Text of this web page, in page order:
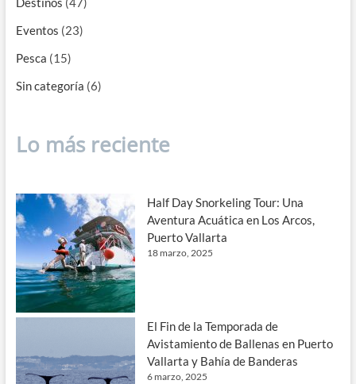
Eventos (23)
Pesca (15)
Sin categoría (6)
Lo más reciente
Half Day Snorkeling Tour: Una
Aventura Acuática en Los Arcos,
Puerto Vallarta
18 marzo, 2025
El Fin de la Temporada de
Avistamiento de Ballenas en Puerto
Vallarta y Bahía de Banderas
6 marzo, 2025